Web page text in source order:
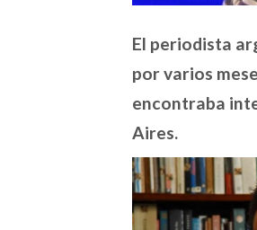
El periodista
por varios
encontraba
Aires.